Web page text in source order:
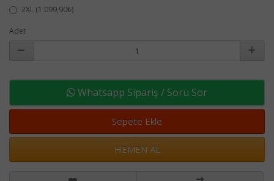
2XL (1.099,90₺)
Adet
Whatsapp Sipariş / Soru Sor
Sepete Ekle
HEMEN AL